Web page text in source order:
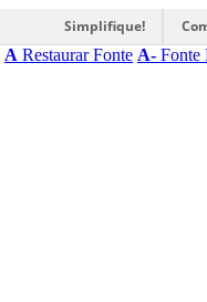
Simplifique!
A Restaurar Fonte A- Fonte